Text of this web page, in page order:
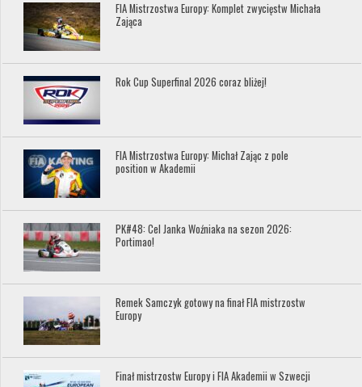
FIA Mistrzostwa Europy: Komplet zwycięstw Michała
Zająca
Rok Cup Superfinal 2026 coraz bliżej!
FIA Mistrzostwa Europy: Michał Zając z pole
position w Akademii
PK#48: Cel Janka Woźniaka na sezon 2026:
Portimao!
Remek Samczyk gotowy na finał FIA mistrzostw
Europy
Finał mistrzostw Europy i FIA Akademii w Szwecji